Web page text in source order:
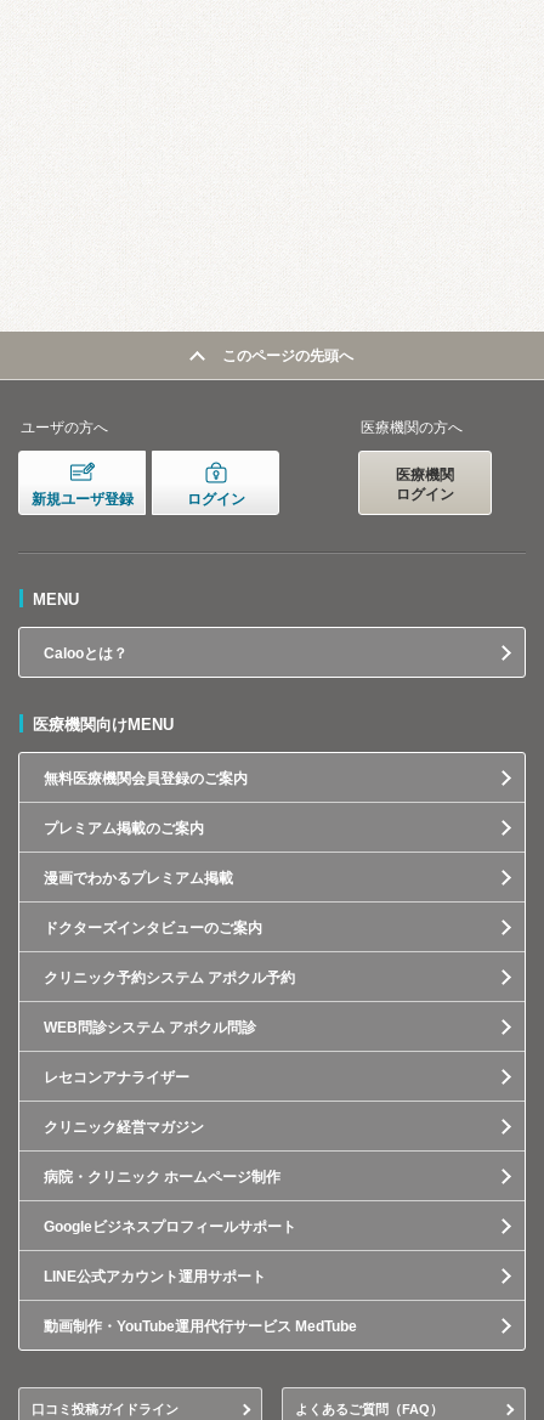
このページの先頭へ
ユーザの方へ
新規ユーザ登録 ログイン
医療機関の方へ
医療機関
ログイン
MENU
Calooとは？
医療機関向けMENU
無料医療機関会員登録のご案内
プレミアム掲載のご案内
漫画でわかるプレミアム掲載
ドクターズインタビューのご案内
クリニック予約システム アポクル予約
WEB問診システム アポクル問診
レセコンアナライザー
クリニック経営マガジン
病院・クリニック ホームページ制作
Googleビジネスプロフィールサポート
LINE公式アカウント運用サポート
動画制作・YouTube運用代行サービス MedTube
口コミ投稿ガイドライン よくあるご質問（FAQ）